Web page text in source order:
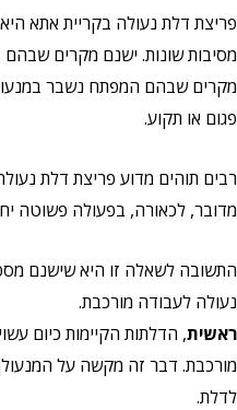
פריצת דלת נעולה בקריית אתא
מסיבות שונות. ישנם מקרים
מקרים שבהם המפתח נשבר
פגום או תקוע.
רבים תוהים מדוע פריצת דלת
מדובר, לכאורה, בפעולה פשוטה
התשובה לשאלה זו היא שישנם
נעולה לעבודה מורכבת.
ראשית, הדלתות הקיימות כיום
מורכבת. דבר זה מקשה על
לדלת.